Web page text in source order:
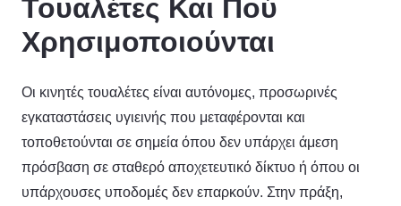
Τουαλέτες Και Πού
Χρησιμοποιούνται
Οι κινητές τουαλέτες είναι αυτόνομες, προσωρινές
εγκαταστάσεις υγιεινής που μεταφέρονται και
τοποθετούνται σε σημεία όπου δεν υπάρχει άμεση
πρόσβαση σε σταθερό αποχετευτικό δίκτυο ή όπου οι
υπάρχουσες υποδομές δεν επαρκούν. Στην πράξη,